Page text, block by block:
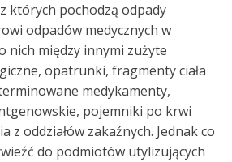
których pochodzą odpady
odpadów medycznych w
nich między innymi zużyte
opatrunki, fragmenty ciała
medykamenty,
pojemniki po krwi
z oddziałów zakaźnych. Jednak co
do podmiotów utylizujących